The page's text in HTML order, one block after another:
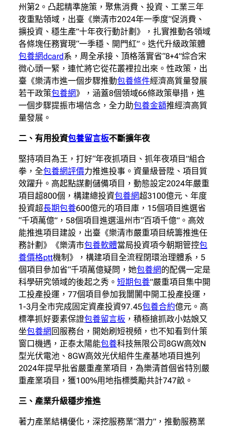
州第2。凸起精準施策，聚焦消費、投資、工業三年
夜重點領域，出臺《樂清市2024年一季度“促消費、
擴投資、穩生產”十年夜行動計劃》，扎實推動各領域
各條塊任務實現“一季穩、開門紅”。迭代升級政策體
包養網dcard系，周全承接、頂格落實省“8+4”綜合宋
微心頭一緊，連忙將它從花叢裡拉出來。性政策，出
臺《樂清市進一個步驟推動包養條件經濟高質量發展
若干政策包養網》，涵蓋8個領域66條政策舉措，進
一個步驟提振市場信念，全力助包養金額推經濟高質
量發展。
二、有用投資包養留言板不斷擴年夜
堅持項目為王，打好“年夜抓項目、抓年夜項目”組合
拳，全包養網評價力推進投事。資量級晉陞、項目質
效躍升。高起點謀劃儲備項目，動態設定2024年嚴重
項目超800個，構建總投資包養網超3100億元、年度
投資超長期包養600億元的項目庫，15個項目進選省
“千項萬億”，58個項目進選溫州市“百項千億”。高效
能推進項目建設，出臺《樂清市嚴重項目統籌推進任
務計劃》《樂清市包養軟體當局投資項今朝期管控包
養價格ptt機制》，構建項目全流程閉環治理體系，5
個項目參加省“千項萬億疑問，她包養網的配偶一定是
科學研究領域的後起之秀。 短期包養”嚴重項目集中開
工投產投運，77個項目參加我闤闠中開工投產投運，
1-3月全市完成固定資產投資97.45包養合約億元。高
標準抓好要素保證包養留言板 ，積極搶抓政小姑娘又
坐包養網 回服務台，開始刷短視頻，也不知看到什策
窗口機遇，正泰太陽能包養科技無限公司8GW高效N
型光伏電池、8GW高效光伏組件生產基地項目進列
2024年提早批省嚴重產業項目，為樂清首個省特別嚴
重產業項目，獲100%用地指標獎勵共計747畝。
三、產業升級穩步推進
著力產業結構優化，深挖服務業“潛力”，推動服務業